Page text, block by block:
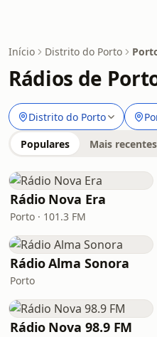
Início Distrito do Porto
Rádios de
Distrito do Porto
Populares Mais recentes
Rádio Nova Era
Porto · 101.3 FM
Rádio Alma Sonora
Porto
Rádio Nova 98.9 FM